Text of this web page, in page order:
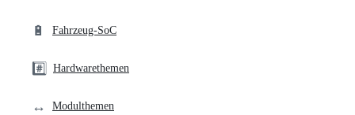
🔋 Fahrzeug-SoC
#️⃣ Hardwarethemen
↔️ Modulthemen